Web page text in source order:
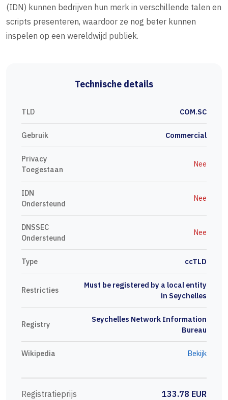
(IDN) kunnen bedrijven hun merk in verschillende talen en
scripts presenteren, waardoor ze nog beter kunnen
inspelen op een wereldwijd publiek.
Technische details
TLD COM.SC
Gebruik Commercial
Privacy
Toegestaan
Nee
IDN
Ondersteund
Nee
DNSSEC
Ondersteund
Nee
Type ccTLD
Restricties
Must be registered by a local entity
in Seychelles
Registry
Seychelles Network Information
Bureau
Wikipedia Bekijk
Registratieprijs
133.78 EUR